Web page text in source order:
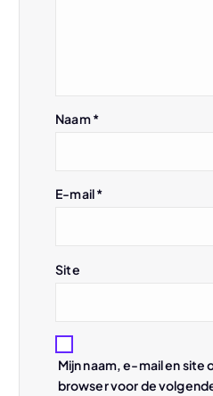
Naam*
E-mail*
Site
Mijn naam, e-mail en site
browser voor de